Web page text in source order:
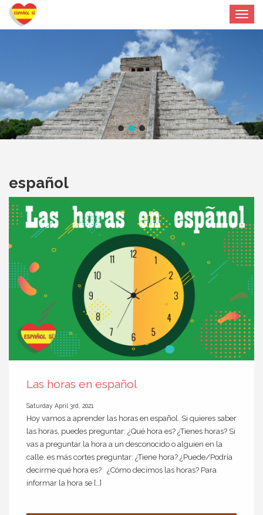
Toggle
español
Las horas en español
Saturday April 3rd, 2021
Hoy vamos a aprender las horas en español. Si quieres saber
las horas, puedes preguntar: ¿Qué hora es? ¿Tienes horas? Si
vas a preguntar la hora a un desconocido o alguien en la
calle, es más cortes preguntar: ¿Tiene hora? ¿Puede/Podría
decirme qué hora es? ¿Cómo decimos las horas? Para
informar la hora se […]